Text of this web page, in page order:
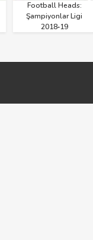
Football Heads:
Şampiyonlar Ligi
2018‑19